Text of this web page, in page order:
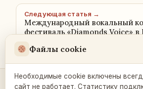
Следующая статья →
Международный вокальный
фестиваль «Diamonds Voice»
Файлы cookie
Необходимые cookie включены
сайт не работает. Статистику